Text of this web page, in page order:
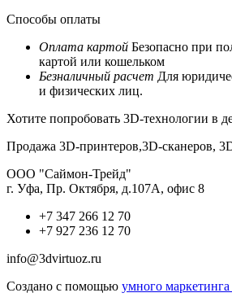
Способы оплаты
Оплата картой Безопасно при
картой или кошельком
Безналичный расчет Для
и физических лиц.
Хотите попробовать 3D-технологии в
Продажа 3D-принтеров,3D-сканеров,
ООО "Саймон-Трейд"
г. Уфа, Пр. Октября, д.107А, офис 8
+7 347 266 12 70
+7 927 236 12 70
info@3dvirtuoz.ru
Создано с помощью умного маркетинга